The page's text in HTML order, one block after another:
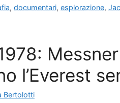
,documentari,esplorazione,
l’Everest
Bertolotti